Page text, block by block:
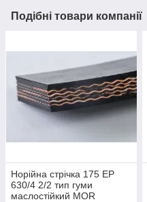
Подібні товари компанії
Норійна стрічка 175 EP
630/4 2/2 тип гуми
маслостійкий MOR